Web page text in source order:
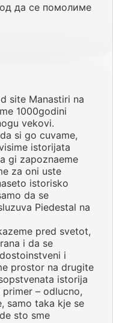
да се помолиме
site Manastiri na
1000godini
vekovi.
si go cuvame,
istorijata
gi zapoznaeme
za oni uste
istorisko
da se
Piedestal na
pred svetot,
i da se
i
prostor na drugite
istorija
– odlucno,
samo taka kje se
sto sme